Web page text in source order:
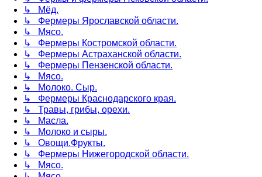
↳ Мёд.
↳ Фермеры Ярославской области.
↳ Мясо.
↳ Фермеры Костромской области.
↳ Фермеры Астраханской области.
↳ Фермеры Пензенской области.
↳ Мясо.
↳ Молоко. Сыр.
↳ Фермеры Краснодарского края.
↳ Травы, грибы, орехи.
↳ Масла.
↳ Молоко и сыры.
↳ Овощи.Фрукты.
↳ Фермеры Нижегородской области.
↳ Мясо.